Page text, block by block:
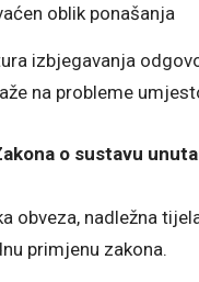
oblik ponašanja
izbjegavanja
na probleme
o sustavu
obveza, nadležna
primjenu zakona.